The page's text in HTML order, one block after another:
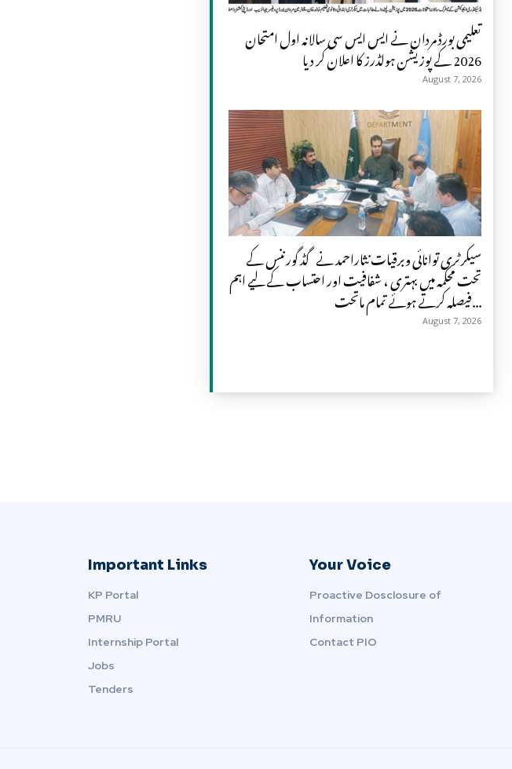
تعلیمی بورڈ مردان نے ایس ایس سی سالانہ اول امتحان
2026 کے پوزیشن ہولڈرز کا اعلان کر دیا
August 7, 2026
سیکرٹری توانائی وبرقیات نثاراحمد نے گڈ گورننس کے
تحت محکمہ میں بہتری ، شفافیت اور احتساب کے لیے اہم
فیصلہ کرتے ہوئے تمام ماتحت...
August 7, 2026
Important Links
KP Portal
PMRU
Internship Portal
Jobs
Tenders
Your Voice
Proactive Dosclosure of
Information
Contact PIO